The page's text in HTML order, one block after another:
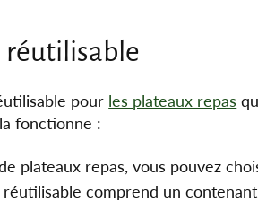
réutilisable
pour les plateaux repas
fonctionne :
plateaux repas, vous pouvez
comprend un